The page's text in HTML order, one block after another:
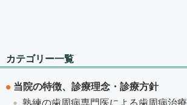
カテゴリー一覧
当院の特徴、診療理念・診療方針